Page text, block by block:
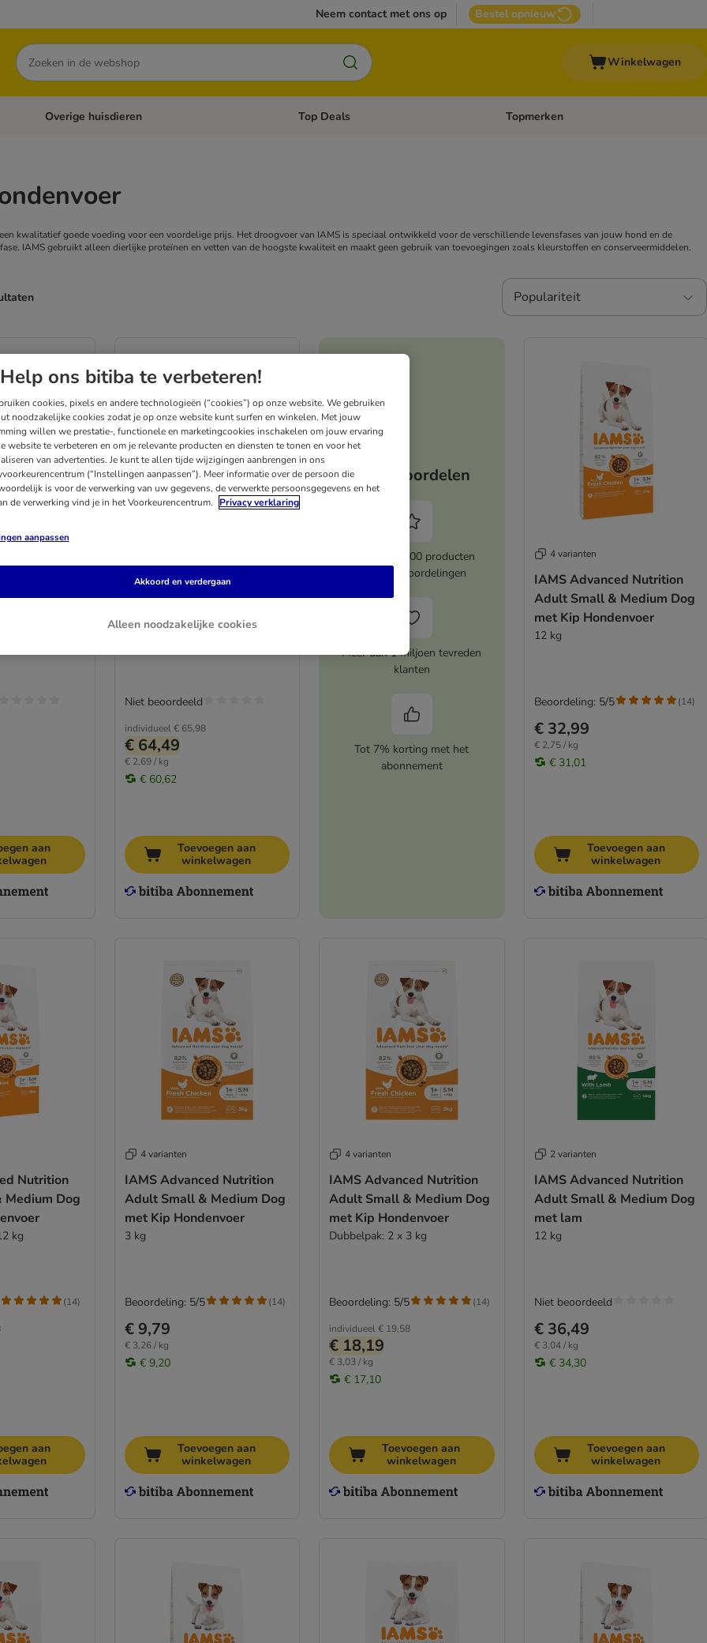
Neem contact met ons op Bestel opnieuw
Zoeken
Winkelwagen
Open categoriemenu: Katten
Overige huisdieren Open categoriemenu: Overige huisdieren
Top Deals Open categoriemenu: Top Deals
Topmerken
kwalitatief goede voeding voor een voordelige prijs. Het droogvoer van IAMS is speciaal ontwikkeld voor de verschillende levensfases van jouw hond en de
IAMS gebruikt alleen dierlijke proteïnen en vetten van de hoogste kwaliteit en maakt geen gebruik van toevoegingen zoals kleurstoffen en conserveermiddelen.
Populariteit
Nutrition
met Kip
aan
IAMS Advanced Nutrition
Adult Large Dog met Kip
Hondenvoer
Dubbelpak: 2 x 12 kg
individueel € 65,98
€ 64,49
€ 2,69 / kg
€ 60,62
Niet beoordeeld
Toevoegen aan
winkelwagen
Jouw voordelen
Meer dan 8000 producten
met topbeoordelingen
Meer dan 1 miljoen tevreden
klanten
Tot 7% korting met het
abonnement
4 varianten
IAMS Advanced Nutrition
Adult Small & Medium Dog
met Kip Hondenvoer
12 kg
€ 32,99
€ 2,75 / kg
€ 31,01
Beoordeling: 5/5 (14)
Toevoegen aan
winkelwagen
Nutrition
Dog
kg
(14)
aan
4 varianten
IAMS Advanced Nutrition
Adult Small & Medium Dog
met Kip Hondenvoer
3 kg
€ 9,79
€ 3,26 / kg
€ 9,20
Beoordeling: 5/5 (14)
Toevoegen aan
winkelwagen
4 varianten
IAMS Advanced Nutrition
Adult Small & Medium Dog
met Kip Hondenvoer
Dubbelpak: 2 x 3 kg
individueel€ 19,58
€ 18,19
€ 3,03 / kg
€ 17,10
Beoordeling: 5/5 (14)
Toevoegen aan
winkelwagen
2 varianten
IAMS Advanced Nutrition
Adult Small & Medium Dog
met lam
12 kg
€ 36,49
€ 3,04 / kg
€ 34,30
Niet beoordeeld
Toevoegen aan
winkelwagen
Help ons bitiba te verbeteren!
cookies, pixels en andere technologieën (“cookies”) op onze website. We gebruiken
noodzakelijke cookies zodat je op onze website kunt surfen en winkelen. Met jouw
willen we prestatie-, functionele en marketingcookies inschakelen om jouw ervaring
website te verbeteren en om je relevante producten en diensten te tonen en voor het
van advertenties. Je kunt te allen tijde wijzigingen aanbrengen in ons
(“Instellingen aanpassen”). Meer informatie over de persoon die
is voor de verwerking van uw gegevens, de verwerkte persoonsgegevens en het
de verwerking vind je in het Voorkeurencentrum.
Privacy verklaring
aanpassen
Alleen noodzakelijke cookies
Akkoord en verdergaan